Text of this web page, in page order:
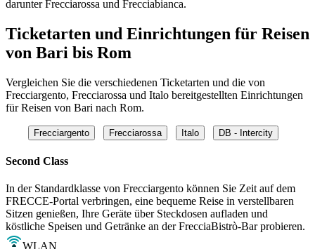
darunter Frecciarossa und Frecciabianca.
Ticketarten und Einrichtungen für Reisen
von Bari bis Rom
Vergleichen Sie die verschiedenen Ticketarten und die von
Frecciargento, Frecciarossa und Italo bereitgestellten Einrichtungen
für Reisen von Bari nach Rom.
Frecciargento Frecciarossa Italo DB - Intercity
Second Class
In der Standardklasse von Frecciargento können Sie Zeit auf dem
FRECCE-Portal verbringen, eine bequeme Reise in verstellbaren
Sitzen genießen, Ihre Geräte über Steckdosen aufladen und
köstliche Speisen und Getränke an der FrecciaBistrò-Bar probieren.
WLAN